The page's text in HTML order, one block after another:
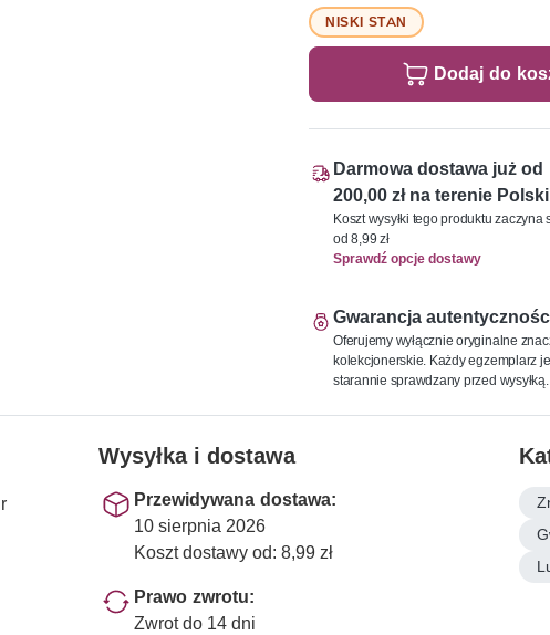
NISKI STAN
Dodaj do
Darmowa dostawa już od
200,00 zł na terenie Polski
Koszt wysyłki tego produktu zaczyna
od 8,99 zł
Sprawdź opcje dostawy
Gwarancja
Oferujemy wyłącznie oryginalne
kolekcjonerskie. Każdy egzemplarz
starannie sprawdzany przed wysyłką.
Wysyłka i dostawa
Przewidywana dostawa:
10 sierpnia 2026
Koszt dostawy od: 8,99 zł
Prawo zwrotu:
Zwrot do 14 dni